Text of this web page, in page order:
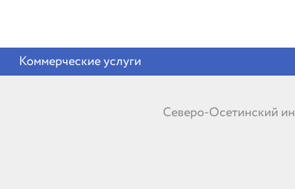
Коммерческие услуги
Северо-Осетинский